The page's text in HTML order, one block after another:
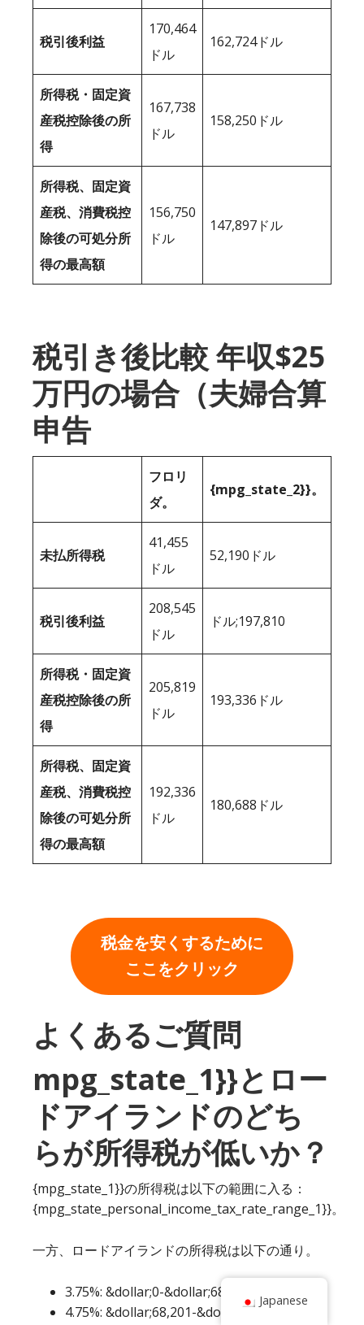
税引後利益
170,464
ドル
162,724ドル
所得税・固定資
産税控除後の所
得
167,738
ドル
158,250ドル
所得税、固定資
産税、消費税控
除後の可処分所
得の最高額
156,750
ドル
147,897ドル
税引き後比較 年収$25
万円の場合（夫婦合算
申告
フロリ
ダ。
{mpg_state_2}}。
未払所得税
41,455
ドル
52,190ドル
税引後利益
208,545
ドル
ドル;197,810
所得税・固定資
産税控除後の所
得
205,819
ドル
193,336ドル
所得税、固定資
産税、消費税控
除後の可処分所
得の最高額
192,336
ドル
180,688ドル
税金を安くするために
ここをクリック
よくあるご質問
mpg_state_1}}とロー
ドアイランドのどち
らが所得税が低いか？
{mpg_state_1}}の所得税は以下の範囲に入る：
{mpg_state_personal_income_tax_rate_range_1}}。
一方、ロードアイランドの所得税は以下の通り。
3.75%: &dollar;0-&dollar;68,200
4.75%: &dollar;68,201-&dollar;155,050
Japanese